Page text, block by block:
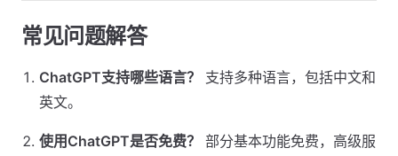
常见问题解答
ChatGPT支持哪些语言？
支持多种语言，包括中文和
英文。
使用ChatGPT是否免费？
部分基本功能免费，高级服